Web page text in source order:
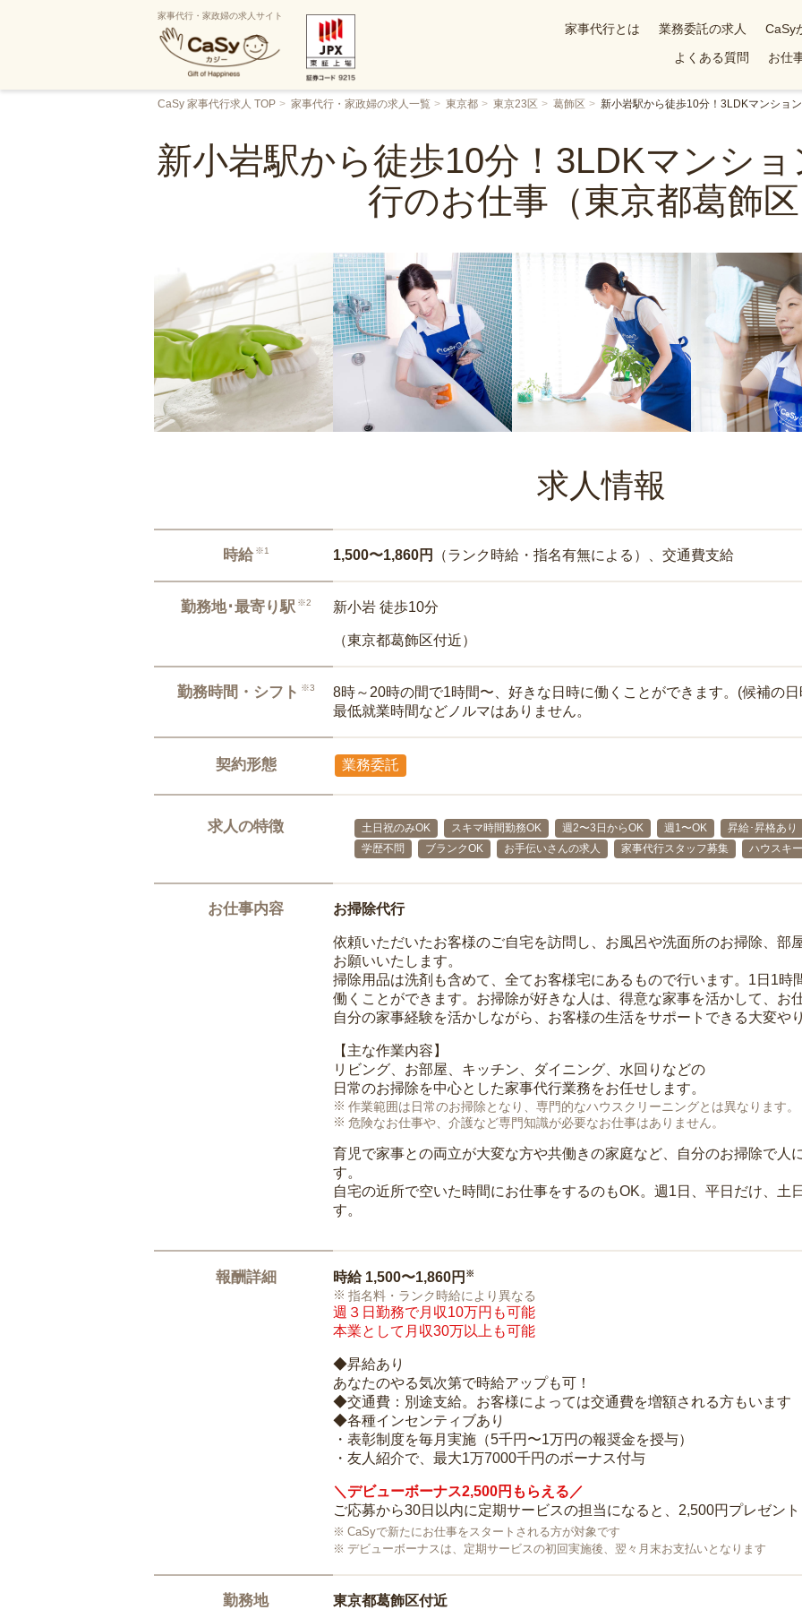
家事代行・家政婦の求人サイト
家事代行とは 業務委託の求人 CaSy
よくある質問
お仕
CaSy 家事代行求人 TOP 家事代行・家政婦の求人一覧 東京都 東京23区 葛飾区 新小岩駅から徒歩10分！3LDKマンショ
新小岩駅から徒歩10分！3LDKマンシ
行のお仕事（東京都葛飾区
求人情報
時給 ※1 1,500〜1,860円 （ランク時給・指名有無による）、交通費支給
勤務地･最寄り駅 ※2 新小岩 徒歩10分
（東京都葛飾区付近）
勤務時間・シフト ※3
8時～20時の間で1時間〜、好きな日時に働くことができます。(候補の
最低就業時間などノルマはありません。
契約形態 業務委託
求人の特徴 土日祝のみOK スキマ時間勤務OK 週2〜3日からOK 週1〜OK 昇給･昇格あり
学歴不問
ブランクOK お手伝いさんの求人 家事代行スタッフ募集 ハウスキ
お仕事内容 お掃除代行
依頼いただいたお客様のご自宅を訪問し、お風呂や洗面所のお掃除、部
お願いいたします。
掃除用品は洗剤も含めて、全てお客様宅にあるもので行います。1日1時
働くことができます。お掃除が好きな人は、得意な家事を活かして、お
自分の家事経験を活かしながら、お客様の生活をサポートできる大変や
【主な作業内容】
リビング、お部屋、キッチン、ダイニング、水回りなどの
日常のお掃除を中心とした家事代行業務をお任せします。
作業範囲は日常のお掃除となり、専門的なハウスクリーニングとは異なります。
危険なお仕事や、介護など専門知識が必要なお仕事はありません。
育児で家事との両立が大変な方や共働きの家庭など、自分のお掃除で人
す。
自宅の近所で空いた時間にお仕事をするのもOK。週1日、平日だけ、土
す。
報酬詳細 時給 1,500〜1,860円 ※
指名料・ランク時給により異なる
週３日勤務で月収10万円も可能
本業として月収30万以上も可能
◆昇給あり
あなたのやる気次第で時給アップも可！
◆交通費：別途支給。お客様によっては交通費を増額される方もいます
◆各種インセンティブあり
・表彰制度を毎月実施（5千円〜1万円の報奨金を授与）
・友人紹介で、最大1万7000千円のボーナス付与
＼デビューボーナス2,500円もらえる／
ご応募から30日以内に定期サービスの担当になると、2,500円プレゼント
CaSyで新たにお仕事をスタートされる方が対象です
デビューボーナスは、定期サービスの初回実施後、翌々月末お支払いとなります
勤務地
東京都葛飾区付近